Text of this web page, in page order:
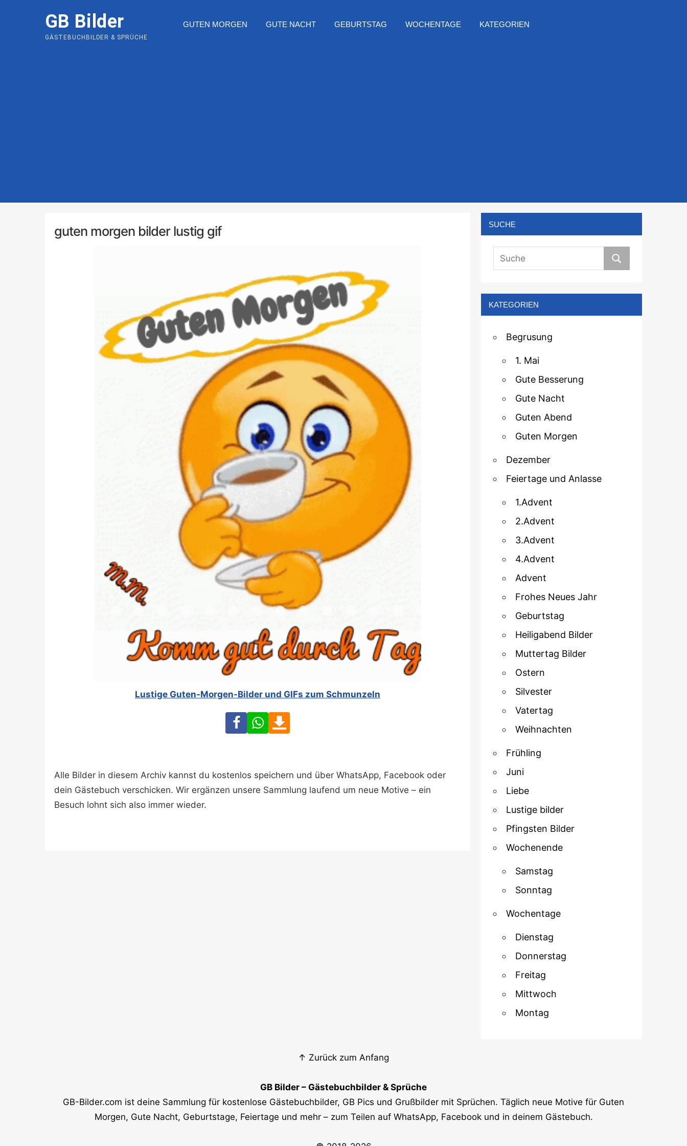
GB Bilder
GÄSTEBUCHBILDER & SPRÜCHE
GUTEN MORGEN GUTE NACHT GEBURTSTAG WOCHENTAGE KATEGORIEN
guten morgen bilder lustig gif
Lustige Guten-Morgen-Bilder und GIFs zum Schmunzeln
FacebookWhatsApp
Alle Bilder in diesem Archiv kannst du kostenlos speichern und über WhatsApp, Facebook oder
dein Gästebuch verschicken. Wir ergänzen unsere Sammlung laufend um neue Motive – ein
Besuch lohnt sich also immer wieder.
SUCHE
KATEGORIEN
Begrusung
1. Mai
Gute Besserung
Gute Nacht
Guten Abend
Guten Morgen
Dezember
Feiertage und Anlasse
1.Advent
2.Advent
3.Advent
4.Advent
Advent
Frohes Neues Jahr
Geburtstag
Heiligabend Bilder
Muttertag Bilder
Ostern
Silvester
Vatertag
Weihnachten
Frühling
Juni
Liebe
Lustige bilder
Pfingsten Bilder
Wochenende
Samstag
Sonntag
Wochentage
Dienstag
Donnerstag
Freitag
Mittwoch
Montag
↑ Zurück zum Anfang
GB Bilder – Gästebuchbilder & Sprüche
GB-Bilder.com ist deine Sammlung für kostenlose Gästebuchbilder, GB Pics und Grußbilder mit Sprüchen. Täglich neue Motive für Guten
Morgen, Gute Nacht, Geburtstage, Feiertage und mehr – zum Teilen auf WhatsApp, Facebook und in deinem Gästebuch.